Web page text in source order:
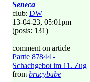
Seneca
club: DW
13-04-23, 05:01pm
(posts: 131)
comment on article
Partie 87844 -
Schachgebot im 11. Zug
from brucybabe